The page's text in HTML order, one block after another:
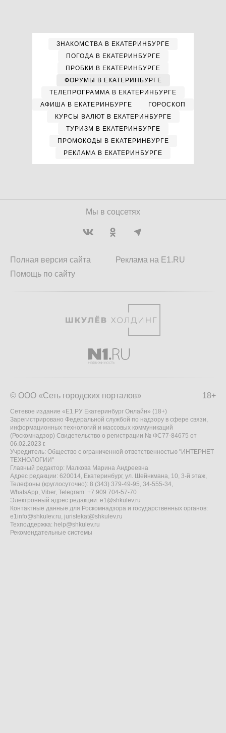
ЗНАКОМСТВА В ЕКАТЕРИНБУРГЕ
ПОГОДА В ЕКАТЕРИНБУРГЕ
ПРОБКИ В ЕКАТЕРИНБУРГЕ
ФОРУМЫ В ЕКАТЕРИНБУРГЕ
ТЕЛЕПРОГРАММА В ЕКАТЕРИНБУРГЕ
АФИША В ЕКАТЕРИНБУРГЕ
ГОРОСКОП
КУРСЫ ВАЛЮТ В ЕКАТЕРИНБУРГЕ
ТУРИЗМ В ЕКАТЕРИНБУРГЕ
ПРОМОКОДЫ В ЕКАТЕРИНБУРГЕ
РЕКЛАМА В ЕКАТЕРИНБУРГЕ
Мы в соцсетях
Полная версия сайта
Помощь по сайту
Реклама на E1.RU
18+
© ООО «Сеть городских порталов»
Сетевое издание «Е1.РУ Екатеринбург Онлайн» (18+)
Зарегистрировано Федеральной службой по надзору в сфере связи,
информационных технологий и массовых коммуникаций
(Роскомнадзор) Свидетельство о регистрации № ФС77-84675 от
06.02.2023 г.
Учредитель: Общество с ограниченной ответственностью "ИНТЕРНЕТ
ТЕХНОЛОГИИ"
Главный редактор: Малкова Марина Андреевна
Адрес редакции: 620014, Екатеринбург, ул. Шейнкмана, 10, 3-й этаж,
Телефоны (круглосуточно): 8 (343) 379-49-95, 34-555-34,
WhatsApp, Viber, Telegram: +7 909 704-57-70
Электронный адрес редакции: e1@shkulev.ru
Контактные данные для Роскомнадзора и государственных органов:
e1info@shkulev.ru, juristekat@shkulev.ru
Техподдержка: help@shkulev.ru
Рекомендательные системы